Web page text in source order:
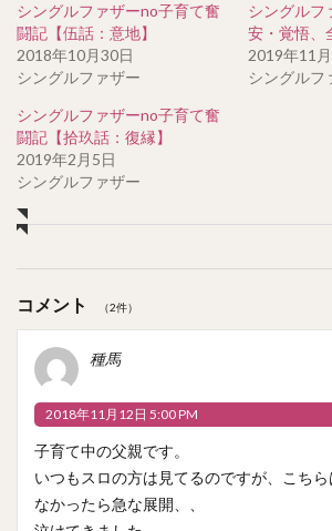
r
で
共
有
(
新
い
ウ
ィ
ン
ド
ウ
き
)
る
に
は
ク
リ
ッ
し
て
く
だ
さ
い
し
ィ
ド
ウ
で
き
ま
)
シングルファザーno子育て奮
闘記【伍話：意地】
2018年10月30日
シングルファザー
シングルフ
安・覚悟、
2019年11
シングルフ
シングルファザーno子育て奮
闘記【拾玖話：復縁】
2019年2月5日
シングルファザー
コメント （2件）
種馬
2018年11月12日 5:00 PM
子育て中の父親です。
いつもスロの方は見てるのですが、こち
なかったら急な展開、、